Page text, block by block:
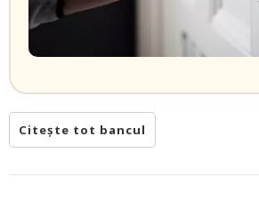
Citește tot bancul